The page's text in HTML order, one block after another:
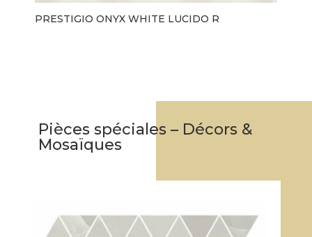
PRESTIGIO ONYX WHITE LUCIDO R
Pièces spéciales – Décors &
Mosaïques